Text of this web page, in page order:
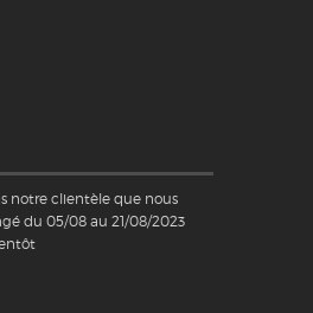
notre clientèle que nous
du 05/08 au 21/08/2023